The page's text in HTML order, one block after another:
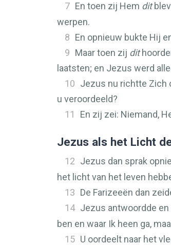
7 En toen zij Hem dit
werpen.
8 En opnieuw bukte Hij
9 Maar toen zij dit
laatsten; en Jezus werd
10 Jezus nu richtte Zich
u veroordeeld?
11
En zij zei: Niemand,
Jezus als het Licht
12 Jezus dan sprak
het licht van het leven
13 De Farizeeën dan
14 Jezus antwoordde en
ben en waar Ik heen ga,
15 U oordeelt naar het